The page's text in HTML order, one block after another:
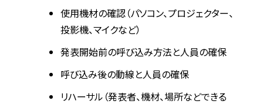
使用機材の確認（パソコン、プロジェクター、
投影機、マイクなど）
発表開始前の呼び込み方法と人員の確保
呼び込み後の動線と人員の確保
リハーサル（発表者、機材、場所などできる